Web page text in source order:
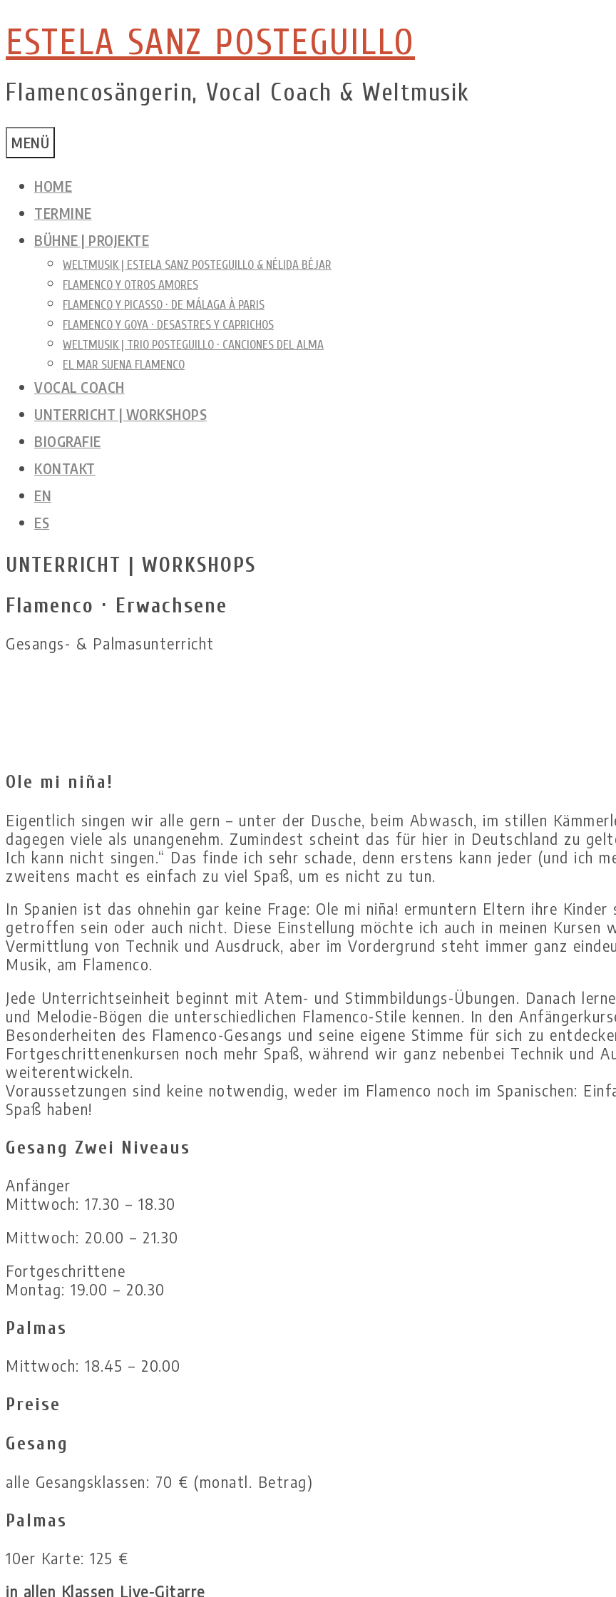
Zum
Inhalt
ESTELA SANZ POSTEGUILLO
Flamencosängerin, Vocal Coach & Weltmusik
MENÜ
HOME
TERMINE
BÜHNE | PROJEKTE
WELTMUSIK | ESTELA SANZ POSTEGUILLO & NÉLIDA BÉJAR
FLAMENCO Y OTROS AMORES
FLAMENCO Y PICASSO · DE MÁLAGA À PARIS
FLAMENCO Y GOYA · DESASTRES Y CAPRICHOS
WELTMUSIK | TRIO POSTEGUILLO · CANCIONES DEL ALMA
EL MAR SUENA FLAMENCO
VOCAL COACH
UNTERRICHT | WORKSHOPS
BIOGRAFIE
KONTAKT
EN
ES
UNTERRICHT | WORKSHOPS
Flamenco · Erwachsene
Gesangs- & Palmasunterricht
Ole mi niña!
Eigentlich singen wir alle gern – unter der Dusche, beim Abwasch, im stillen
dagegen viele als unangenehm. Zumindest scheint das für hier in Deutschland zu
Ich kann nicht singen.“ Das finde ich sehr schade, denn erstens kann jeder (und ich
zweitens macht es einfach zu viel Spaß, um es nicht zu tun.
In Spanien ist das ohnehin gar keine Frage: Ole mi niña! ermuntern Eltern ihre
getroffen sein oder auch nicht. Diese Einstellung möchte ich auch in meinen Kursen
Vermittlung von Technik und Ausdruck, aber im Vordergrund steht immer ganz
Musik, am Flamenco.
Jede Unterrichtseinheit beginnt mit Atem- und Stimmbildungs-Übungen. Danach
und Melodie-Bögen die unterschiedlichen Flamenco-Stile kennen. In den
Besonderheiten des Flamenco-Gesangs und seine eigene Stimme für sich zu
Fortgeschrittenenkursen noch mehr Spaß, während wir ganz nebenbei Technik und
weiterentwickeln.
Voraussetzungen sind keine notwendig, weder im Flamenco noch im Spanischen:
Spaß haben!
Gesang Zwei Niveaus
Anfänger
Mittwoch: 17.30 – 18.30
Mittwoch: 20.00 – 21.30
Fortgeschrittene
Montag: 19.00 – 20.30
Palmas
Mittwoch: 18.45 – 20.00
Preise
Gesang
alle Gesangsklassen: 70 € (monatl. Betrag)
Palmas
10er Karte: 125 €
in allen Klassen Live-Gitarre